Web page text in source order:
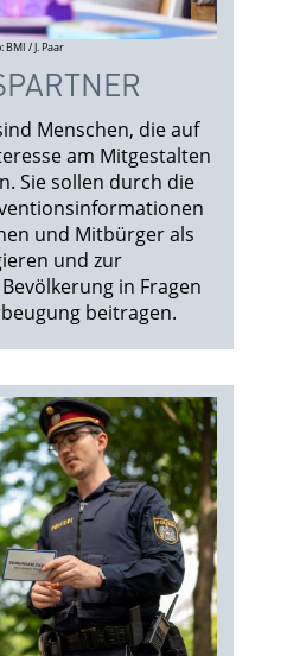
BMI / J. Paar
Menschen, die auf
am Mitgestalten
Sie sollen durch die
und Mitbürger als
und zur
in Fragen
beitragen.